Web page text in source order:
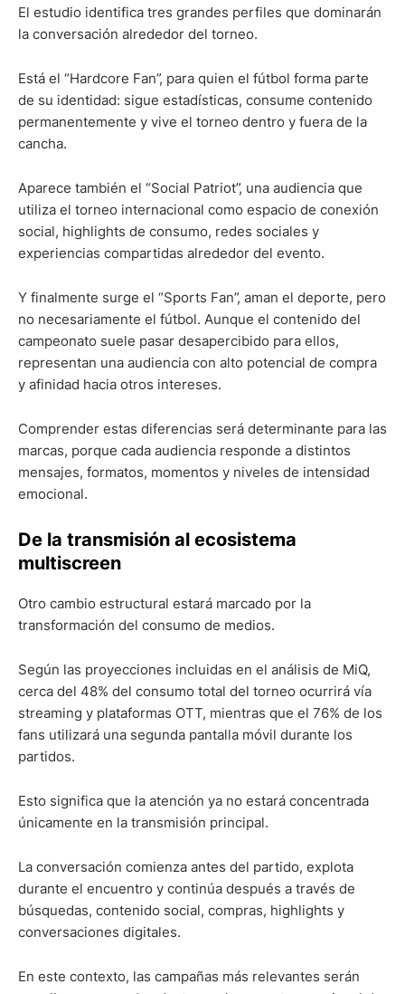
El estudio identifica tres grandes perfiles que dominarán
la conversación alrededor del torneo.
Está el “Hardcore Fan”, para quien el fútbol forma parte
de su identidad: sigue estadísticas, consume contenido
permanentemente y vive el torneo dentro y fuera de la
cancha.
Aparece también el “Social Patriot”, una audiencia que
utiliza el torneo internacional como espacio de conexión
social, highlights de consumo, redes sociales y
experiencias compartidas alrededor del evento.
Y finalmente surge el “Sports Fan”, aman el deporte, pero
no necesariamente el fútbol. Aunque el contenido del
campeonato suele pasar desapercibido para ellos,
representan una audiencia con alto potencial de compra
y afinidad hacia otros intereses.
Comprender estas diferencias será determinante para las
marcas, porque cada audiencia responde a distintos
mensajes, formatos, momentos y niveles de intensidad
emocional.
De la transmisión al ecosistema
multiscreen
Otro cambio estructural estará marcado por la
transformación del consumo de medios.
Según las proyecciones incluidas en el análisis de MiQ,
cerca del 48% del consumo total del torneo ocurrirá vía
streaming y plataformas OTT, mientras que el 76% de los
fans utilizará una segunda pantalla móvil durante los
partidos.
Esto significa que la atención ya no estará concentrada
únicamente en la transmisión principal.
La conversación comienza antes del partido, explota
durante el encuentro y continúa después a través de
búsquedas, contenido social, compras, highlights y
conversaciones digitales.
En este contexto, las campañas más relevantes serán